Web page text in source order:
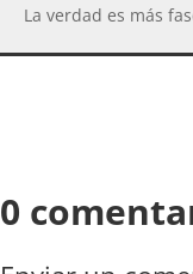
La verdad es más
0